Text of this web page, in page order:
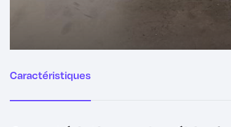
Caractéristiques